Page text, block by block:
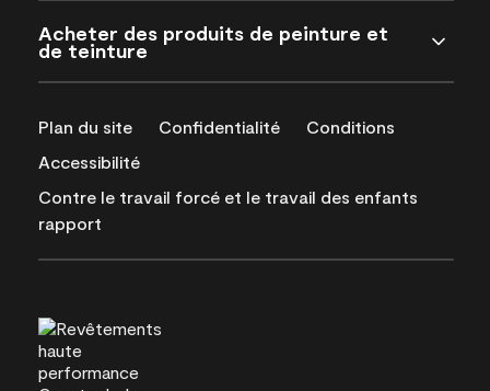
Acheter des produits de peinture et
de teinture
Plan du site Confidentialité
Conditions
Accessibilité
Contre le travail forcé et le travail des enfants
rapport